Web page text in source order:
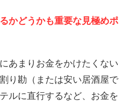
かどうかも重要な見極めポ
あまりお金をかけたくない
り勘（または安い居酒屋で
ルに直行するなど、お金を